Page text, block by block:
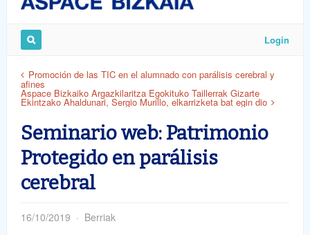
Remember
Me
Login
Promoción de las TIC en el alumnado con parálisis cerebral y
afines
Aspace Bizkaiko Argazkilaritza Egokituko Taillerrak Gizarte
Ekintzako Ahaldunari, Sergio Murillo, elkarrizketa bat egin dio
Seminario web: Patrimonio
Protegido en parálisis
cerebral
16/10/2019 Berriak